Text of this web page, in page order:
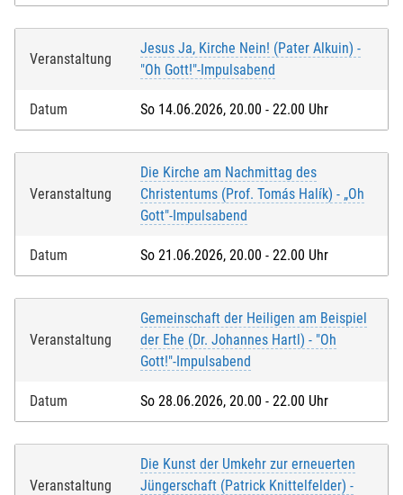
Veranstaltung
Jesus Ja, Kirche Nein! (Pater Alkuin) -
"Oh Gott!"-Impulsabend
Datum So 14.06.2026, 20.00 - 22.00 Uhr
Veranstaltung
Die Kirche am Nachmittag des
Christentums (Prof. Tomás Halík) - „Oh
Gott"-Impulsabend
Datum So 21.06.2026, 20.00 - 22.00 Uhr
Veranstaltung
Gemeinschaft der Heiligen am Beispiel
der Ehe (Dr. Johannes Hartl) - "Oh
Gott!"-Impulsabend
Datum So 28.06.2026, 20.00 - 22.00 Uhr
Veranstaltung
Die Kunst der Umkehr zur erneuerten
Jüngerschaft (Patrick Knittelfelder) -